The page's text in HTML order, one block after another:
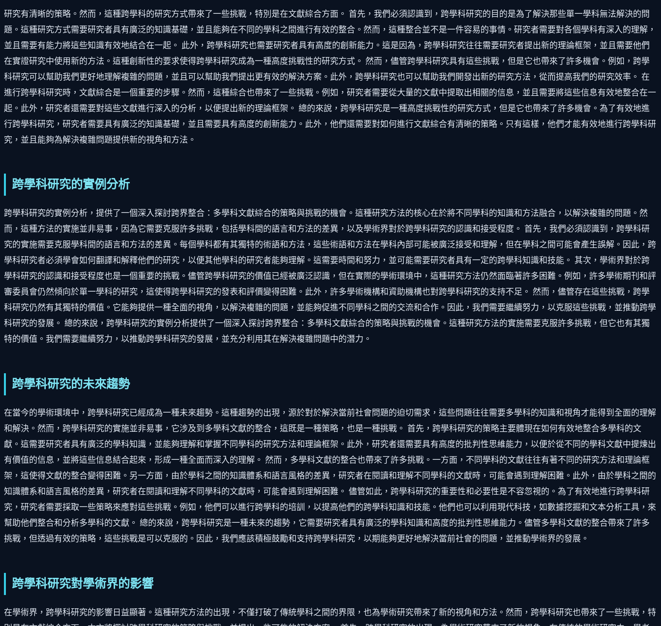
研究有清晰的策略。然而，這種跨學科的研究方式帶來了一些挑戰，特別是在文獻綜合方面。 首先，我們必須認識到，跨學科研究的目的是為了解決那些單一學科無法解決的問
題。這種研究方式需要研究者具有廣泛的知識基礎，並且能夠在不同的學科之間進行有效的整合。然而，這種整合並不是一件容易的事情。研究者需要對各個學科有深入的理解，
並且需要有能力將這些知識有效地結合在一起。 此外，跨學科研究也需要研究者具有高度的創新能力。這是因為，跨學科研究往往需要研究者提出新的理論框架，並且需要他們
在實證研究中使用新的方法。這種創新性的要求使得跨學科研究成為一種高度挑戰性的研究方式。 然而，儘管跨學科研究具有這些挑戰，但是它也帶來了許多機會。例如，跨學
科研究可以幫助我們更好地理解複雜的問題，並且可以幫助我們提出更有效的解決方案。此外，跨學科研究也可以幫助我們開發出新的研究方法，從而提高我們的研究效率。 在
進行跨學科研究時，文獻綜合是一個重要的步驟。然而，這種綜合也帶來了一些挑戰。例如，研究者需要從大量的文獻中提取出相關的信息，並且需要將這些信息有效地整合在一
起。此外，研究者還需要對這些文獻進行深入的分析，以便提出新的理論框架。 總的來說，跨學科研究是一種高度挑戰性的研究方式，但是它也帶來了許多機會。為了有效地進
行跨學科研究，研究者需要具有廣泛的知識基礎，並且需要具有高度的創新能力。此外，他們還需要對如何進行文獻綜合有清晰的策略。只有這樣，他們才能有效地進行跨學科研
究，並且能夠為解決複雜問題提供新的視角和方法。
跨學科研究的實例分析
跨學科研究的實例分析，提供了一個深入探討跨界整合：多學科文獻綜合的策略與挑戰的機會。這種研究方法的核心在於將不同學科的知識和方法融合，以解決複雜的問題。然
而，這種方法的實施並非易事，因為它需要克服許多挑戰，包括學科間的語言和方法的差異，以及學術界對於跨學科研究的認識和接受程度。 首先，我們必須認識到，跨學科研
究的實施需要克服學科間的語言和方法的差異。每個學科都有其獨特的術語和方法，這些術語和方法在學科內部可能被廣泛接受和理解，但在學科之間可能會產生誤解。因此，跨
學科研究者必須學會如何翻譯和解釋他們的研究，以便其他學科的研究者能夠理解。這需要時間和努力，並可能需要研究者具有一定的跨學科知識和技能。 其次，學術界對於跨
學科研究的認識和接受程度也是一個重要的挑戰。儘管跨學科研究的價值已經被廣泛認識，但在實際的學術環境中，這種研究方法仍然面臨著許多困難。例如，許多學術期刊和評
審委員會仍然傾向於單一學科的研究，這使得跨學科研究的發表和評價變得困難。此外，許多學術機構和資助機構也對跨學科研究的支持不足。 然而，儘管存在這些挑戰，跨學
科研究仍然有其獨特的價值。它能夠提供一種全面的視角，以解決複雜的問題，並能夠促進不同學科之間的交流和合作。因此，我們需要繼續努力，以克服這些挑戰，並推動跨學
科研究的發展。 總的來說，跨學科研究的實例分析提供了一個深入探討跨界整合：多學科文獻綜合的策略與挑戰的機會。這種研究方法的實施需要克服許多挑戰，但它也有其獨
特的價值。我們需要繼續努力，以推動跨學科研究的發展，並充分利用其在解決複雜問題中的潛力。
跨學科研究的未來趨勢
在當今的學術環境中，跨學科研究已經成為一種未來趨勢。這種趨勢的出現，源於對於解決當前社會問題的迫切需求，這些問題往往需要多學科的知識和視角才能得到全面的理解
和解決。然而，跨學科研究的實施並非易事，它涉及到多學科文獻的整合，這既是一種策略，也是一種挑戰。 首先，跨學科研究的策略主要體現在如何有效地整合多學科的文
獻。這需要研究者具有廣泛的學科知識，並能夠理解和掌握不同學科的研究方法和理論框架。此外，研究者還需要具有高度的批判性思維能力，以便於從不同的學科文獻中提煉出
有價值的信息，並將這些信息結合起來，形成一種全面而深入的理解。 然而，多學科文獻的整合也帶來了許多挑戰。一方面，不同學科的文獻往往有著不同的研究方法和理論框
架，這使得文獻的整合變得困難。另一方面，由於學科之間的知識體系和語言風格的差異，研究者在閱讀和理解不同學科的文獻時，可能會遇到理解困難。此外，由於學科之間的
知識體系和語言風格的差異，研究者在閱讀和理解不同學科的文獻時，可能會遇到理解困難。 儘管如此，跨學科研究的重要性和必要性是不容忽視的。為了有效地進行跨學科研
究，研究者需要採取一些策略來應對這些挑戰。例如，他們可以進行跨學科的培訓，以提高他們的跨學科知識和技能。他們也可以利用現代科技，如數據挖掘和文本分析工具，來
幫助他們整合和分析多學科的文獻。 總的來說，跨學科研究是一種未來的趨勢，它需要研究者具有廣泛的學科知識和高度的批判性思維能力。儘管多學科文獻的整合帶來了許多
挑戰，但透過有效的策略，這些挑戰是可以克服的。因此，我們應該積極鼓勵和支持跨學科研究，以期能夠更好地解決當前社會的問題，並推動學術界的發展。
跨學科研究對學術界的影響
在學術界，跨學科研究的影響日益顯著。這種研究方法的出現，不僅打破了傳統學科之間的界限，也為學術研究帶來了新的視角和方法。然而，跨學科研究也帶來了一些挑戰，特